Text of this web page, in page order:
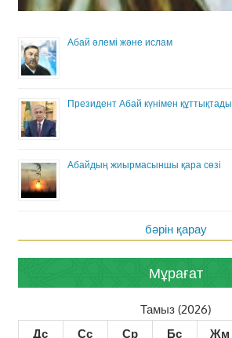
Абай әлемі және ислам
Президент Абай күнімен құттықтады
Абайдың жиырмасыншы қара сөзі
бәрін қарау
Мұрағат
Тамыз (2026)
Дс
Сс Ср Бс Жм